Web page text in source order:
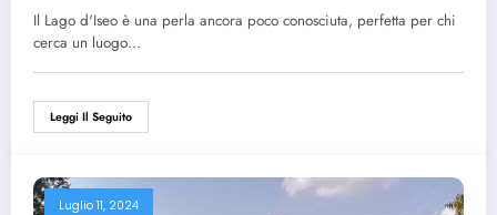
Il Lago d'Iseo è una perla ancora poco conosciuta, perfetta per chi
cerca un luogo…
Leggi Il Seguito
Luglio 11, 2024